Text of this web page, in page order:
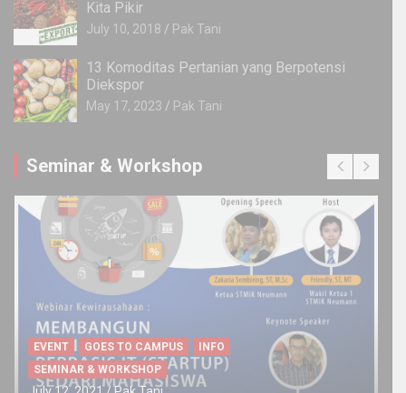
Kita Pikir
July 10, 2018 Pak Tani
13 Komoditas Pertanian yang Berpotensi
Diekspor
May 17, 2023 Pak Tani
Seminar & Workshop
EVENT GOES TO CAMPUS
INFO
SEMINAR & WORKSHOP